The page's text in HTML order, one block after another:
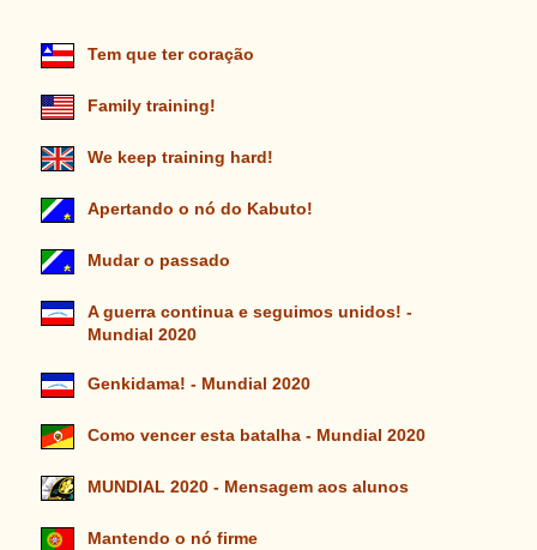
Tem que ter coração
Family training!
We keep training hard!
Apertando o nó do Kabuto!
Mudar o passado
A guerra continua e seguimos unidos! -
Mundial 2020
Genkidama! - Mundial 2020
Como vencer esta batalha - Mundial 2020
MUNDIAL 2020 - Mensagem aos alunos
Mantendo o nó firme